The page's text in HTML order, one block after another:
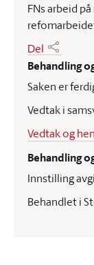
FNs arbeid
Del
Behandling
Saken er
Vedtak i
Vedtak og
Behandling
Innstilling
Behandlet i